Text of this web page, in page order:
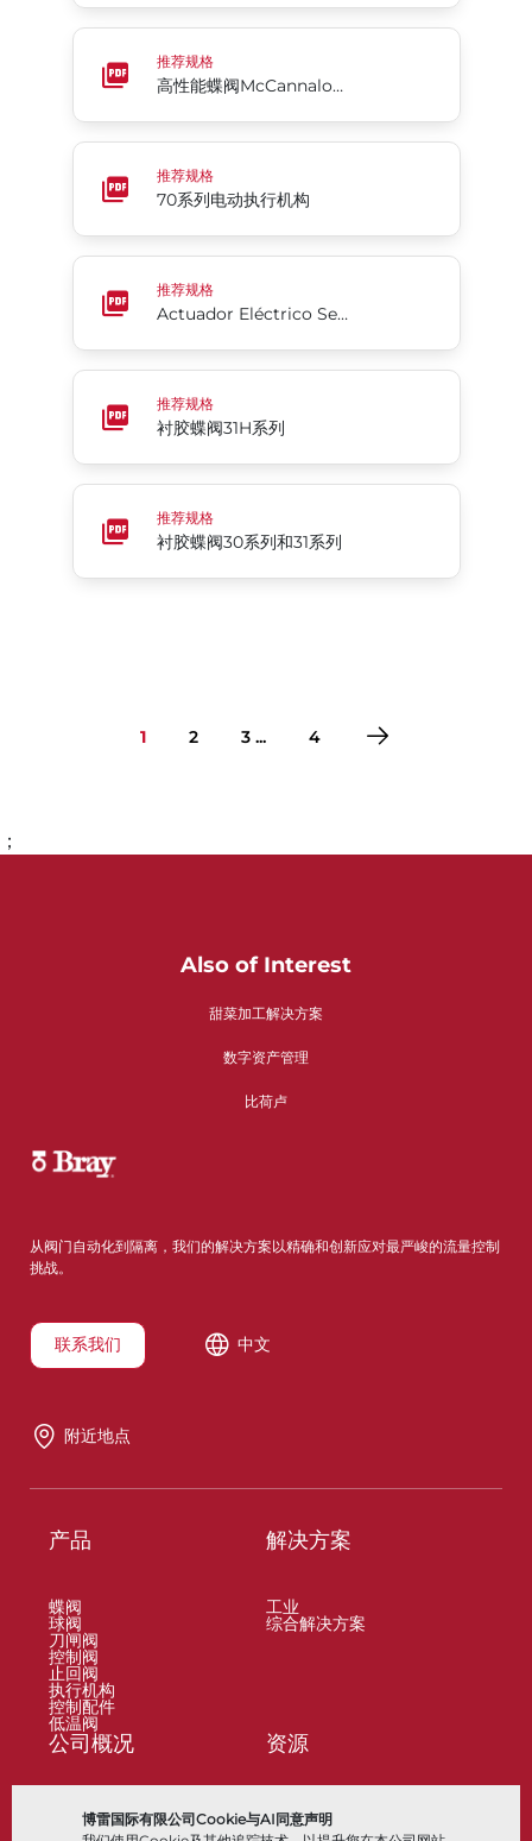
博雷国际有限公司Cookie与AI同意声明
高性能蝶阀McCannalok™
推荐规格
高性能蝶阀McCannalok™
70系列电动执行机构
推荐规格
70系列电动执行机构
Actuador Eléctrico Serie 70
推荐规格
Actuador Eléctrico Serie 70
衬胶蝶阀31H系列
推荐规格
衬胶蝶阀31H系列
衬胶蝶阀30系列和31系列
推荐规格
衬胶蝶阀30系列和31系列
1 2 3 ... 4
；
Also of Interest
甜菜加工解决方案
数字资产管理
比荷卢
从阀门自动化到隔离，我们的解决方案以精确和创新应对最严峻的流量控制
挑战。
联系我们 中文
附近地点
产品
蝶阀
球阀
刀闸阀
控制阀
止回阀
执行机构
控制配件
低温阀
解决方案
工业
综合解决方案
公司概况 资源
文档
知识中心